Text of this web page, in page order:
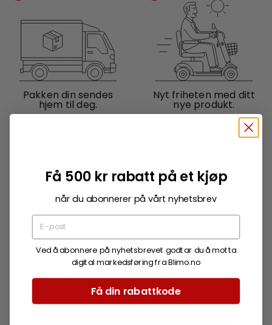
Pakken din sendes
hjem til deg.
Nyt friheten med ditt
nye produkt.
Som prenumerant får du 500 kr rabatt på
ditt første kjøp over 20 000 kr. Vær først
med de siste nyhetene, kampanjene og
markedsføring fra Blimo.no.
Få 500 kr rabatt på et kjøp
når du abonnerer på vårt nyhetsbrev
Ved å abonnere på nyhetsbrevet godtar du å motta
digital markedsføring fra Blimo.no
Få din rabattkode